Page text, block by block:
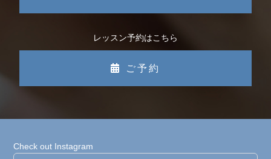
レッスン予約はこちら
ご予約
Check out Instagram